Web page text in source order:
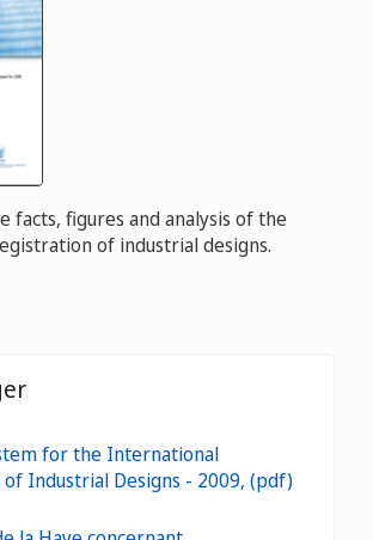
facts, figures and analysis of the
of industrial designs.